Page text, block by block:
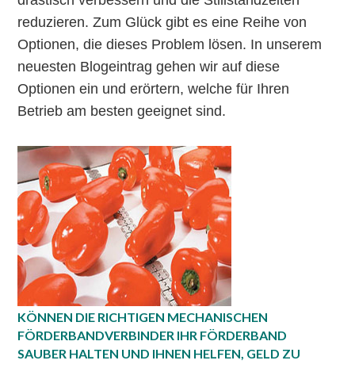
reduzieren. Zum Glück gibt es eine Reihe von
Optionen, die dieses Problem lösen. In unserem
neuesten Blogeintrag gehen wir auf diese
Optionen ein und erörtern, welche für Ihren
Betrieb am besten geeignet sind.
KÖNNEN DIE RICHTIGEN MECHANISCHEN
FÖRDERBANDVERBINDER IHR FÖRDERBAND
SAUBER HALTEN UND IHNEN HELFEN, GELD ZU